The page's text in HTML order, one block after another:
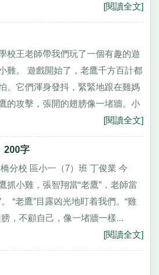
[閱讀全文]
校王老師帶我們玩了一個有趣的遊
雞。 遊戲開始了，老鷹千方百計都
。它們渾身發抖，緊緊地跟在雞媽
的攻擊，張開的翅膀像一堵牆。小
[閱讀全文]
200字
分校 區小一（7）班 丁俊業 今
抓小雞，張智翔當“老鷹”，老師當
“老鷹”目露凶光地盯着我們。“雞
，不顧自己，像一堵牆一樣...
[閱讀全文]